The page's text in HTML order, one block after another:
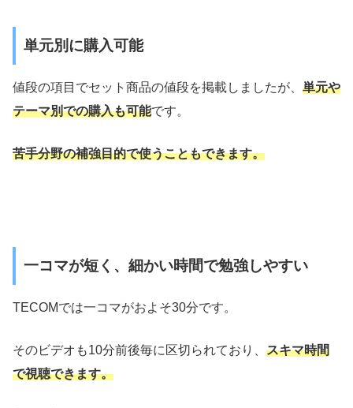
単元別に購入可能
値段の項目でセット商品の値段を掲載しましたが、 単元や
テーマ別での購入も可能です。
苦手分野の補強目的で使うこともできます。
一コマが短く、細かい時間で勉強しやすい
TECOMでは一コマがおよそ30分です。
そのビデオも10分前後毎に区切られており、 スキマ時間
で視聴できます。